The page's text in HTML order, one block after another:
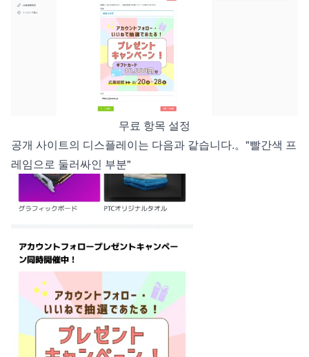
무료 항목 설정
공개 사이트의 디스플레이는 다음과 같습니다.。"빨간색 프
레임으로 둘러싸인 부분"